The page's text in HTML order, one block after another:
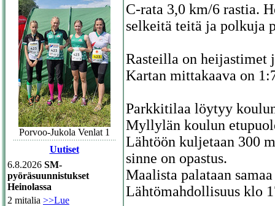
Porvoo-Jukola Venlat 1
Uutiset
6.8.2026 SM-
pyöräsuunnistukset
Heinolassa
2 mitalia >>Lue
C-rata 3,0 km/6 rastia.
selkeitä teitä ja polkuja
Rasteilla on heijastimet
Kartan mittakaava on
Parkkitilaa löytyy
Myllylän koulun
Lähtöön kuljetaan 300
sinne on opastus.
Maalista palataan
Lähtömahdollisuus klo